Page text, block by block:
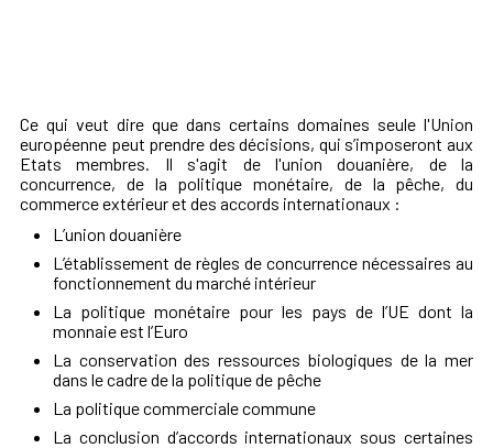
Ce qui veut dire que dans certains domaines seule l'Union
européenne peut prendre des décisions, qui s’imposeront aux
Etats membres. Il s'agit de l'union douanière, de la
concurrence, de la politique monétaire, de la pêche, du
commerce extérieur et des accords internationaux :
L’union douanière
L’établissement de règles de concurrence nécessaires au
fonctionnement du marché intérieur
La politique monétaire pour les pays de l’UE dont la
monnaie est l’Euro
La conservation des ressources biologiques de la mer
dans le cadre de la politique de pêche
La politique commerciale commune
La conclusion d’accords internationaux sous certaines